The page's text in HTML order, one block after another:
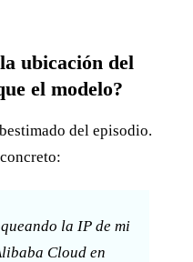
ubicación del
el modelo?
del episodio.
la IP de mi
Cloud en